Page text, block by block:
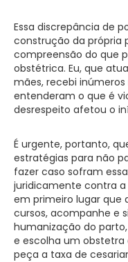
Essa discrepância de
construção da própria
compreensão do que
obstétrica. Eu, que
mães, recebi
entenderam o que é
desrespeito afetou o
É urgente, portanto,
estratégias para não
fazer caso sofram
juridicamente contra
em primeiro lugar que
cursos, acompanhe e
humanização do
e escolha um obstetra
peça a taxa de